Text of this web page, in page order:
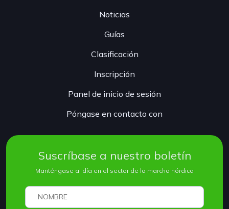
Noticias
Guías
Clasificación
Inscripción
Panel de inicio de sesión
Póngase en contacto con
Suscríbase a nuestro boletín
Manténgase al día en el sector de la marcha nórdica